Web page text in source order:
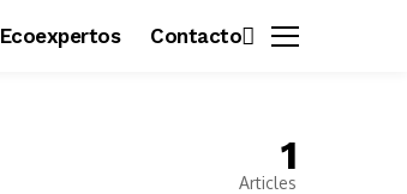
Ecoexpertos Contacto
1
Articles